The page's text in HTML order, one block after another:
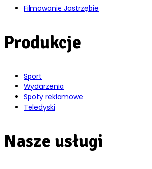
Filmowanie Jastrzębie
Produkcje
Sport
Wydarzenia
Spoty reklamowe
Teledyski
Nasze usługi